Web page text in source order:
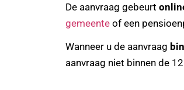
De aanvraag gebeurt
gemeente of een
Wanneer u de aanvraag
aanvraag niet binnen de